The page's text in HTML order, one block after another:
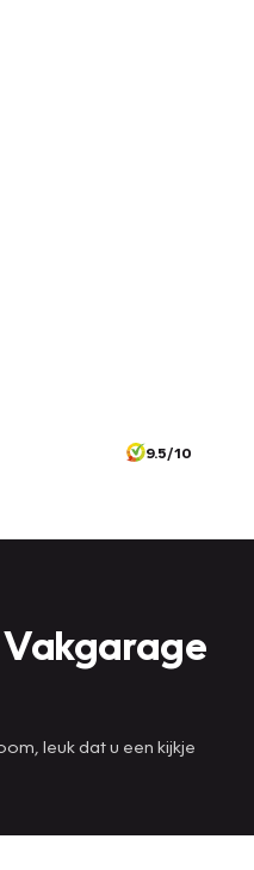
9.5/10
leuk dat u een kijkje